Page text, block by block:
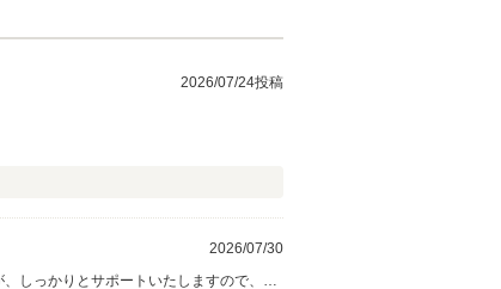
2026/07/24投稿
2026/07/30
しっかりとサポートいたしますので、前